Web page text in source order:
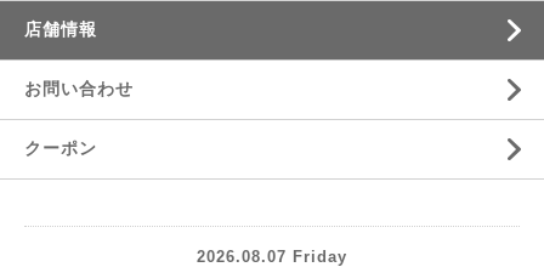
店舗情報
お問い合わせ
クーポン
2026.08.07 Friday